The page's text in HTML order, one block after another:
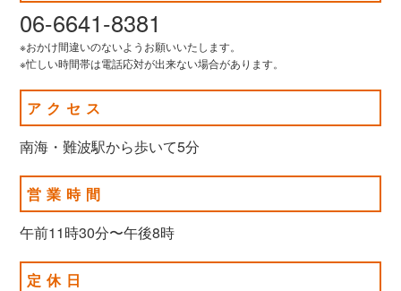
06-6641-8381
※おかけ間違いのないようお願いいたします。
※忙しい時間帯は電話応対が出来ない場合があります。
アクセス
南海・難波駅から歩いて5分
営業時間
午前11時30分〜午後8時
定休日